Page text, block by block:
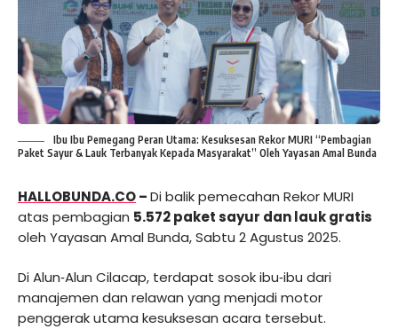
Ibu Ibu Pemegang Peran Utama: Kesuksesan Rekor MURI “Pembagian
Paket Sayur & Lauk Terbanyak Kepada Masyarakat” Oleh Yayasan Amal Bunda
HALLOBUNDA.CO–Di balik pemecahan Rekor MURI
atas pembagian 5.572 paket sayur dan lauk gratis
oleh Yayasan Amal Bunda, Sabtu 2 Agustus 2025.
Di Alun‑Alun Cilacap, terdapat sosok ibu‑ibu dari
manajemen dan relawan yang menjadi motor
penggerak utama kesuksesan acara tersebut.